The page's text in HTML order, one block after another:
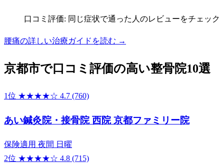
口コミ評価: 同じ症状で通った人のレビューをチェック
腰痛の詳しい治療ガイドを読む →
京都市で口コミ評価の高い整骨院10選
1位 ★★★★☆ 4.7 (760)
あい鍼灸院・接骨院 西院 京都ファミリー院
保険適用 夜間 日曜
2位 ★★★★☆ 4.8 (715)